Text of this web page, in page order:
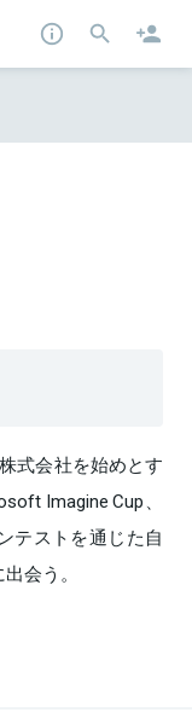
式会社を始めとす
Imagine Cup、
テストを通じた自
会う。